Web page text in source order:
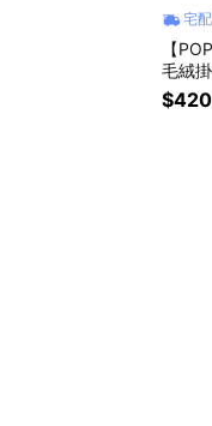
宅
【
毛絨
$420